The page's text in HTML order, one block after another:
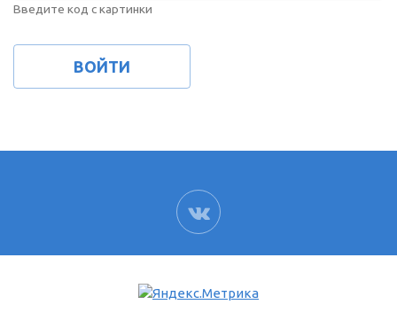
Введите код с картинки
ВК